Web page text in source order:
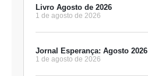
Livro Agosto de 2026
1 de agosto de 2026
Jornal Esperança: Agosto 2026
1 de agosto de 2026